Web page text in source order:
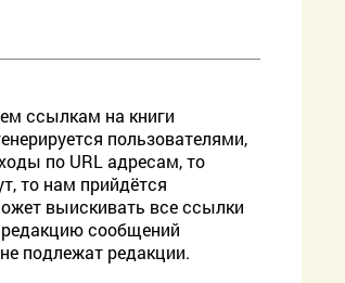
ссылкам на книги
пользователями,
по URL адресам, то
то нам прийдётся
выискивать все ссылки
редакцию сообщений
подлежат редакции.